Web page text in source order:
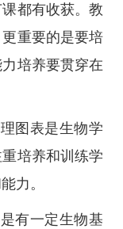
都有收获。教
重要的是要培
培养要贯穿在
图表是生物学
培养和训练学
力。
有一定生物基